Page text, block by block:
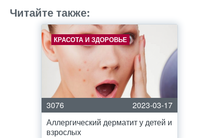
Читайте также:
КРАСОТА И ЗДОРОВЬЕ
3076
2023-03-17
Аллергический дерматит у детей и
взрослых